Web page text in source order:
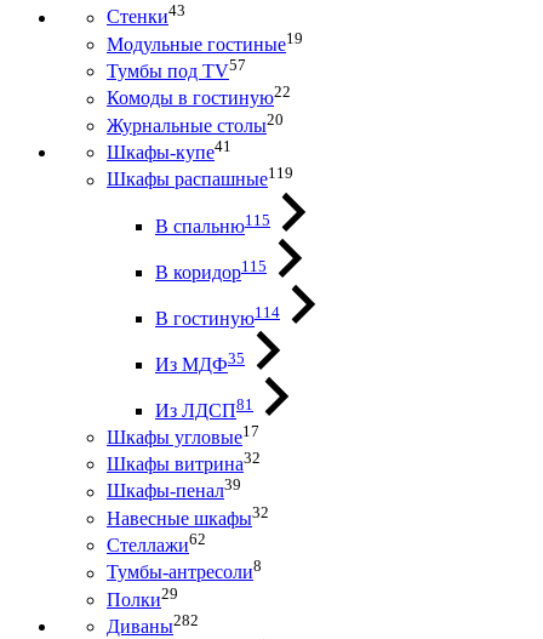
Стенки43
Модульные гостиные19
Тумбы под ТV57
Комоды в гостиную22
Журнальные столы20
Шкафы-купе41
Шкафы распашные119
В спальню115
В коридор115
В гостиную114
Из МДФ35
Из ЛДСП81
Шкафы угловые17
Шкафы витрина32
Шкафы-пенал39
Навесные шкафы32
Стеллажи62
Тумбы-антресоли8
Полки29
Диваны282